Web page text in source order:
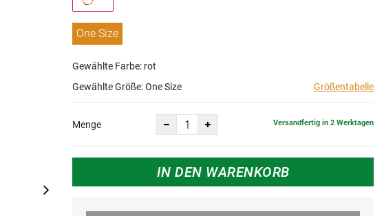
One Size
Gewählte Farbe: rot
Gewählte Größe:One Size Größentabelle
Menge Versandfertig in 2 Werktagen
IN DEN WARENKORB